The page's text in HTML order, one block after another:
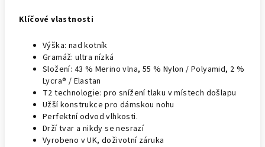
Klíčové vlastnosti
Výška: nad kotník
Gramáž: ultra nízká
Složení: 43 % Merino vlna, 55 % Nylon / Polyamid, 2 %
Lycra® / Elastan
T2 technologie: pro snížení tlaku v místech došlapu
Užší konstrukce pro dámskou nohu
Perfektní odvod vlhkosti.
Drží tvar a nikdy se nesrazí
Vyrobeno v UK, doživotní záruka